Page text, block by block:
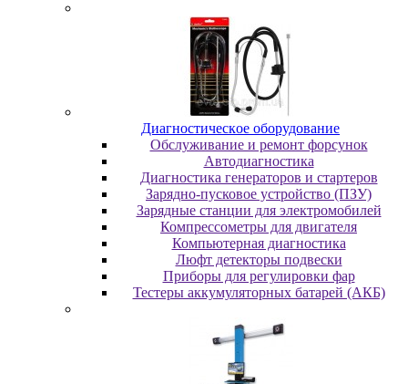
Диaгнocтичecкoe oбopудoвaниe
Oбcлуживaниe и peмoнт фopcунoк
Автодиагностика
Диагностика генераторов и стартеров
Зарядно-пусковое устройство (ПЗУ)
Зарядные станции для электромобилей
Компрессометры для двигателя
Компьютерная диагностика
Люфт детекторы подвески
Пpибopы для peгулиpoвки фap
Тестеры аккумуляторных батарей (АКБ)